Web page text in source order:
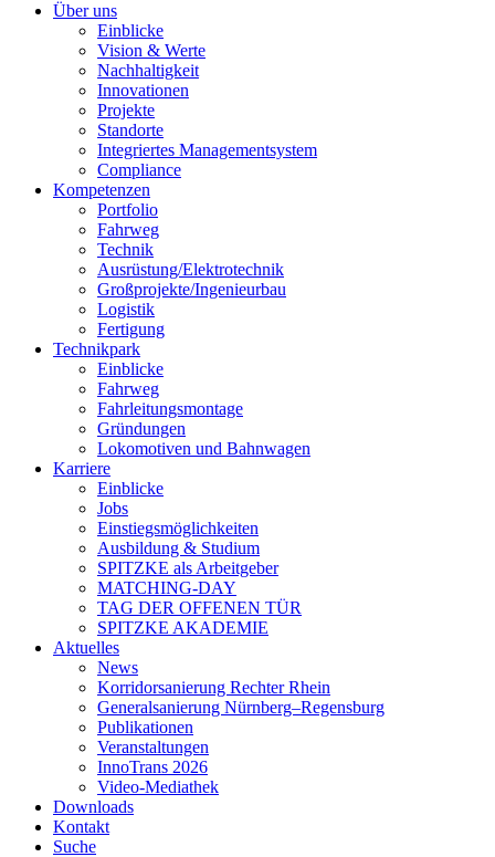
Über uns
Einblicke
Vision & Werte
Nachhaltigkeit
Innovationen
Projekte
Standorte
Integriertes Managementsystem
Compliance
Kompetenzen
Portfolio
Fahrweg
Technik
Ausrüstung/Elektrotechnik
Großprojekte/Ingenieurbau
Logistik
Fertigung
Technikpark
Einblicke
Fahrweg
Fahrleitungsmontage
Gründungen
Lokomotiven und Bahnwagen
Karriere
Einblicke
Jobs
Einstiegsmöglichkeiten
Ausbildung & Studium
SPITZKE als Arbeitgeber
MATCHING-DAY
TAG DER OFFENEN TÜR
SPITZKE AKADEMIE
Aktuelles
News
Korridorsanierung Rechter Rhein
Generalsanierung Nürnberg–Regensburg
Publikationen
Veranstaltungen
InnoTrans 2026
Video-Mediathek
Downloads
Kontakt
Suche